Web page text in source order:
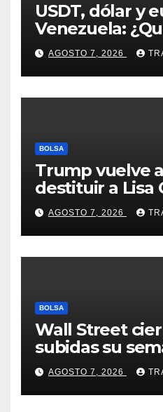
USDT, dólar y
Venezuela:
fenómeno
Feathers”?
AGOSTO 7, 2026
BOLSA
Trump vuelve
destituir a Lisa
acusaciones de
hipotecario
AGOSTO 7, 2026
BOLSA
Wall Street
subidas su
alcista desde
AGOSTO 7, 2026